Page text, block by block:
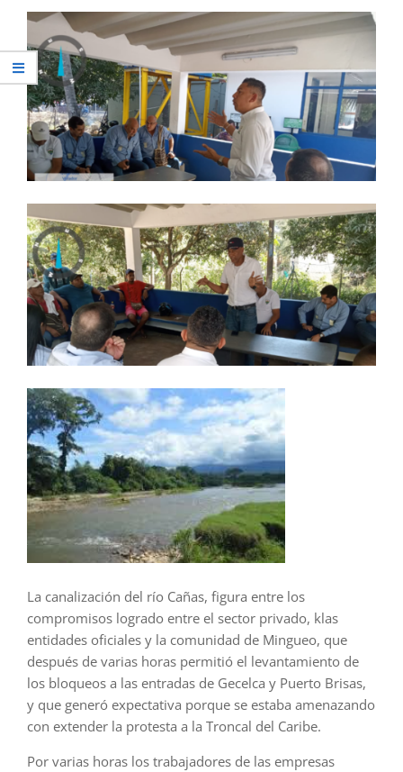
La canalización del río Cañas, figura entre los
compromisos logrado entre el sector privado, klas
entidades oficiales y la comunidad de Mingueo, que
después de varias horas permitió el levantamiento de
los bloqueos a las entradas de Gecelca y Puerto Brisas,
y que generó expectativa porque se estaba amenazando
con extender la protesta a la Troncal del Caribe.
Por varias horas los trabajadores de las empresas